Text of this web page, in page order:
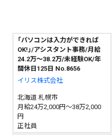
「パソコンは入力ができれば
OK!」/アシスタント事務/月給
24.2万～38.2万/未経験OK/年
間休日125日 No.8656
イリス株式会社
北海道 札幌市
月給24万2,000円～38万2,000
円
正社員